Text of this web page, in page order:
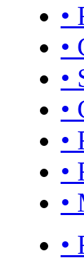
•
•
•
•
•
•
•
•